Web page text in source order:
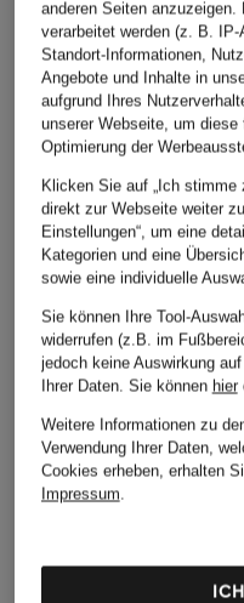
FUCHS SCHMITT
Wollmantel LATINA
CHF 299
Weitere Kategorien
Abendkleider
Bademäntel für Herren
anderen Seiten anzuzeigen.
verarbeitet werden (z. B.
Standort-Informationen,
Angebote und Inhalte in
aufgrund Ihres
unserer Webseite, um
Optimierung der
Klicken Sie auf „Ich stimme
direkt zur Webseite weiter
Einstellungen“, um eine
Kategorien und eine
sowie eine individuelle
Sie können Ihre Tool-
widerrufen (z.B. im
jedoch keine Auswirkung
Ihrer Daten. Sie können hier
Weitere Informationen zu
Verwendung Ihrer Daten,
Cookies erheben, erhalten
Impressum.